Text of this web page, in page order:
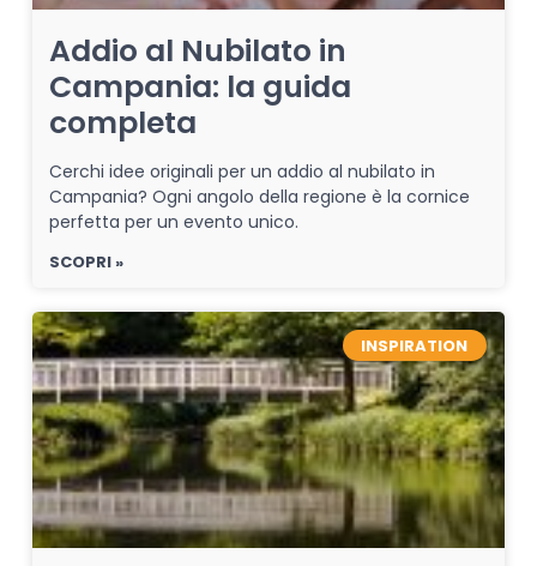
Addio al Nubilato in
Campania: la guida
completa
Cerchi idee originali per un addio al nubilato in
Campania? Ogni angolo della regione è la cornice
perfetta per un evento unico.
SCOPRI »
INSPIRATION